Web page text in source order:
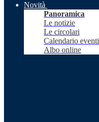
Novità
Panoramica
Le notizie
Le circolari
Calendario eventi
Albo online